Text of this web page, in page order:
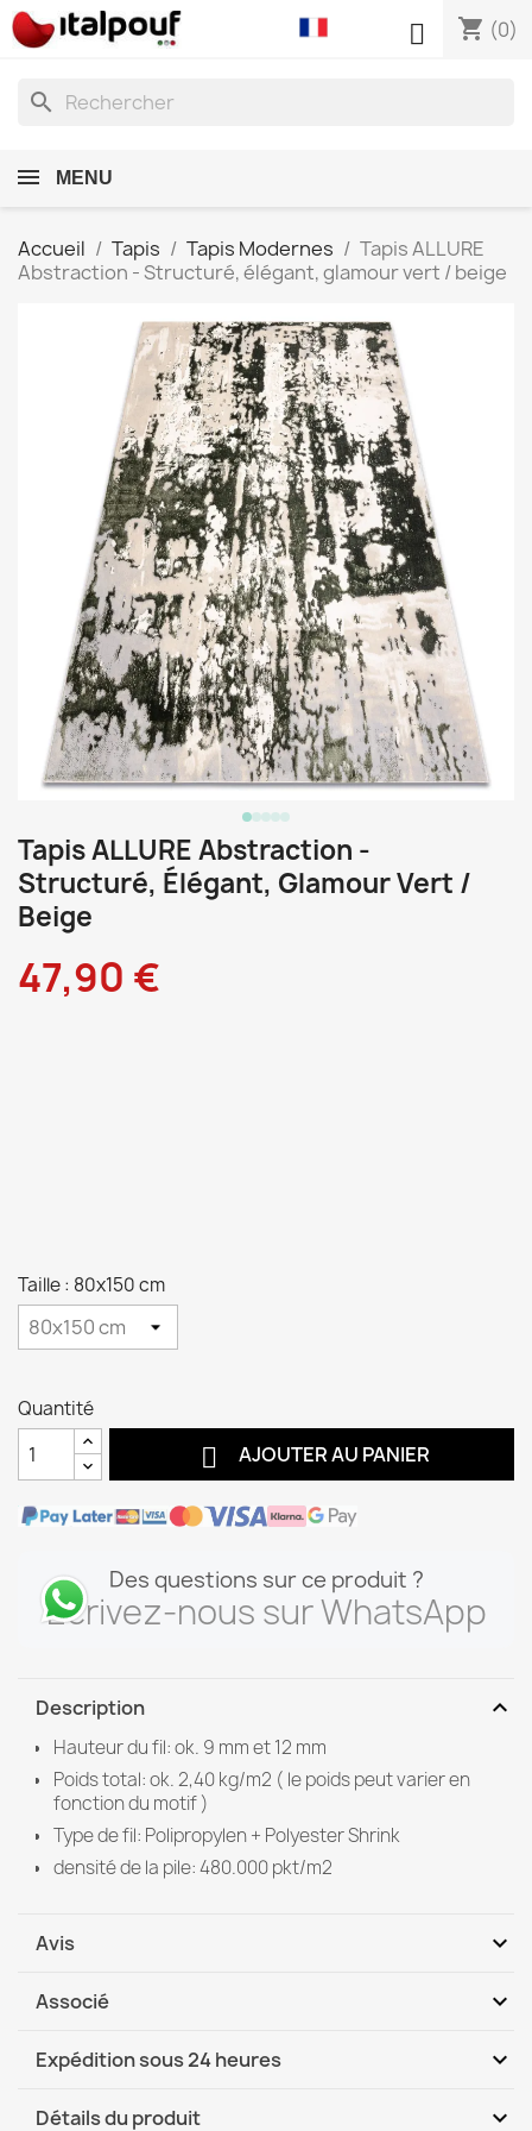
shopping_cart (0)

search
MENU
Accueil Tapis Tapis Modernes
Tapis ALLURE
Abstraction - Structuré, élégant, glamour vert / beige
Tapis ALLURE Abstraction -
Structuré, Élégant, Glamour Vert /
Beige
47,90 €
Taille : 80x150 cm
Quantité
 AJOUTER AU PANIER
Des questions sur ce produit ?
Écrivez-nous sur WhatsApp
Description expand_more
Hauteur du fil: ok. 9 mm et 12 mm
Poids total: ok. 2,40 kg/m2 ( le poids peut varier en
fonction du motif )
Type de fil: Polipropylen + Polyester Shrink
densité de la pile: 480.000 pkt/m2
Avis expand_more
Associé expand_more
Expédition sous 24 heures expand_more
DHL / GLS International
Détails du produit expand_more